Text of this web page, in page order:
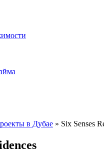
в Дубае » Six Senses